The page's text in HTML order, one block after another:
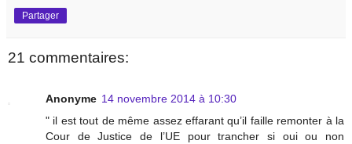
Partager
21 commentaires:
Anonyme 14 novembre 2014 à 10:30
" il est tout de même assez effarant qu’il faille remonter à la
Cour de Justice de l’UE pour trancher si oui ou non